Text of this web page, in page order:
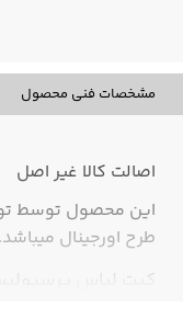
مشخصات فنی محصول
اصالت کالا غیر اصل
این محصول توسط
طرح اورجینال میباشد.
کیت لباس